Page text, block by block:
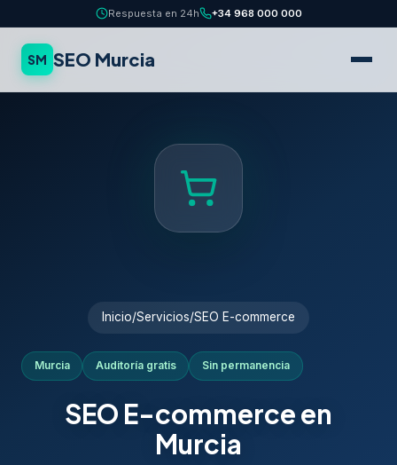
Respuesta en 24h +34 968 000 000
SM SEO Murcia
Inicio/Servicios/SEO E-commerce
Murcia Auditoría gratis Sin permanencia
SEO E-commerce en
Murcia